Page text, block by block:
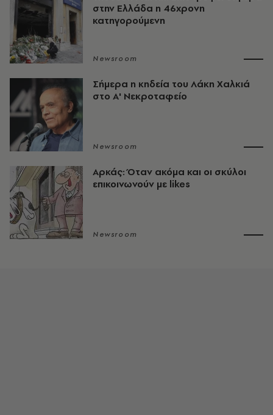
στην Ελλάδα η 46χρονη
κατηγορούμενη
Newsroom
Σήμερα η κηδεία του Λάκη Χαλκιά
στο Α' Νεκροταφείο
Newsroom
Αρκάς: Όταν ακόμα και οι σκύλοι
επικοινωνούν με likes
Newsroom